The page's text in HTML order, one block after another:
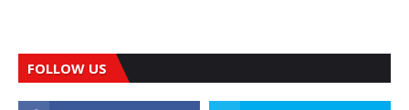
FOLLOW US